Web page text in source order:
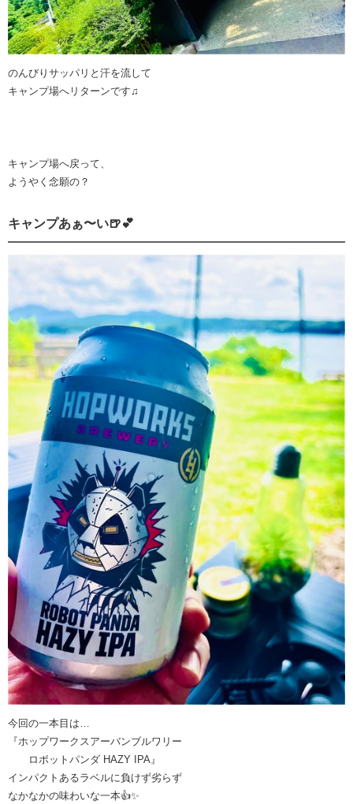
のんびりサッパリと汗を流して
キャンプ場へリターンです♫
キャンプ場へ戻って、
ようやく念願の？
キャンプあぁ〜い🍺💕
今回の一本目は…
『ホップワークスアーバンブルワリー
ロボットパンダ HAZY IPA』
インパクトあるラベルに負けず劣らず
なかなかの味わいな一本👍✨